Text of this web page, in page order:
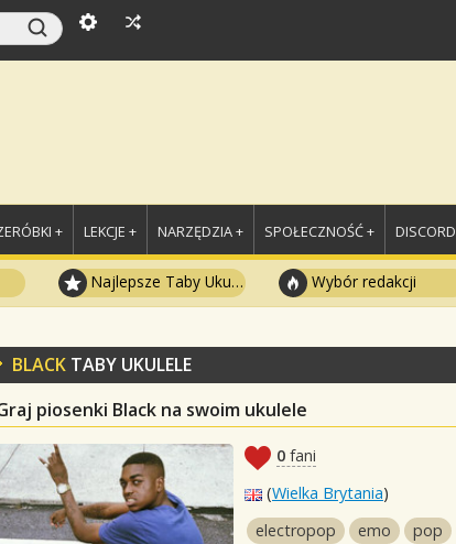
+ LEKCJE + NARZĘDZIA + SPOŁECZNOŚĆ + DISCORD
Najlepsze Taby Ukulele Wybór redakcji
BLACK TABY UKULELE
piosenki Black na swoim ukulele
0 fani
(Wielka Brytania)
electropop
emo pop